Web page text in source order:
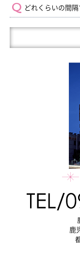
どれくらいの間
HP
検
鹿